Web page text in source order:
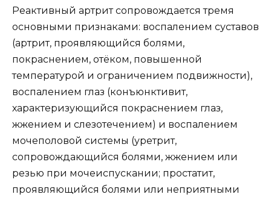
Реактивный артрит сопровождается тремя
основными признаками: воспалением суставов
(артрит, проявляющийся болями,
покраснением, отёком, повышенной
температурой и ограничением подвижности),
воспалением глаз (конъюнктивит,
характеризующийся покраснением глаз,
жжением и слезотечением) и воспалением
мочеполовой системы (уретрит,
сопровождающийся болями, жжением или
резью при мочеиспускании; простатит,
проявляющийся болями или неприятными